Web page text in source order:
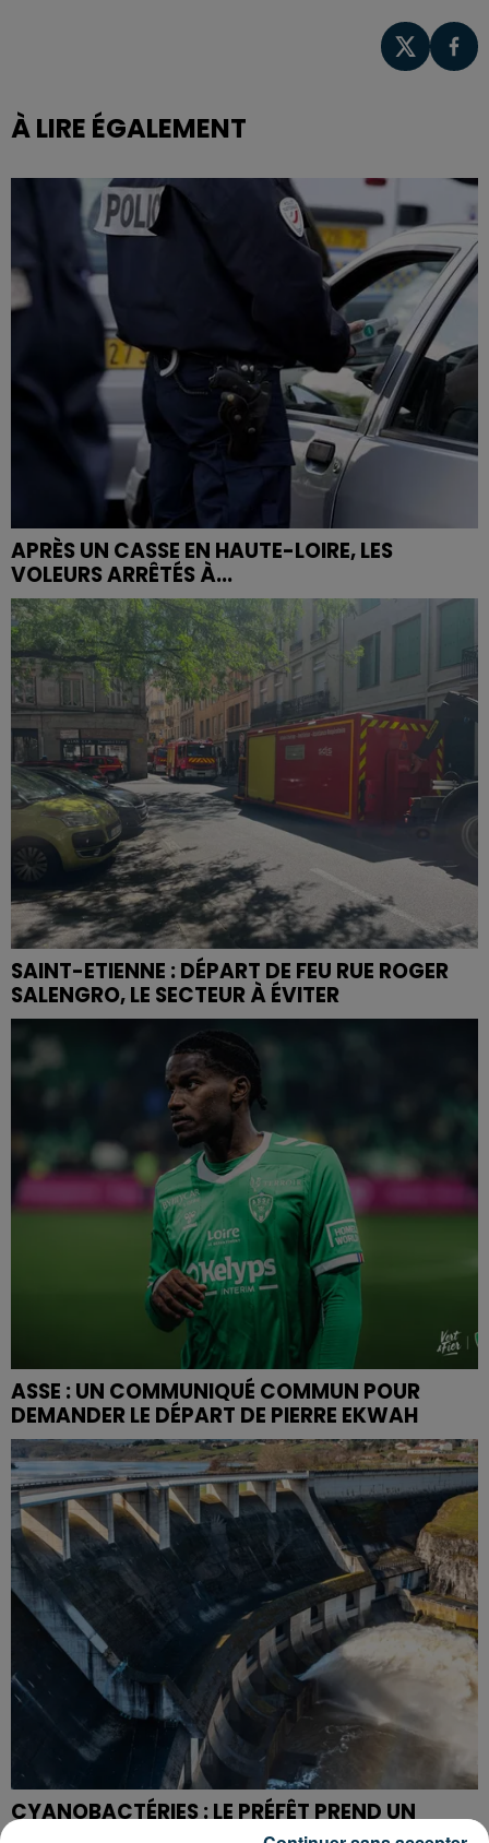
À LIRE ÉGALEMENT
APRÈS UN CASSE EN HAUTE-LOIRE, LES
VOLEURS ARRÊTÉS À...
SAINT-ETIENNE : DÉPART DE FEU RUE ROGER
SALENGRO, LE SECTEUR À ÉVITER
ASSE : UN COMMUNIQUÉ COMMUN POUR
DEMANDER LE DÉPART DE PIERRE EKWAH
CYANOBACTÉRIES : LE PRÉFÊT PREND UN
ARRÊTÉ POUR LES ACTIVITÉS DE...